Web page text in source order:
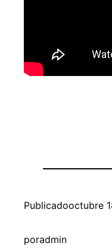
Publicadooctubre
poradmin